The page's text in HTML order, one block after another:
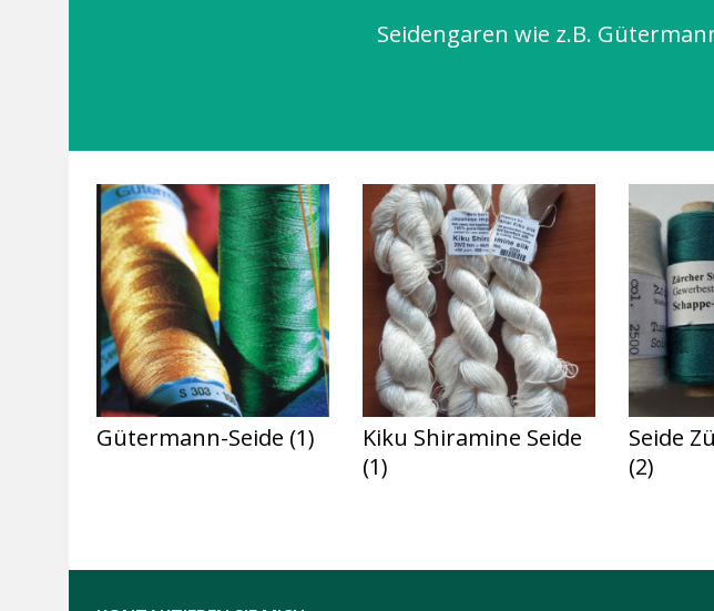
Seidengaren wie z.B.
Gütermann-Seide (1)
Kiku Shiramine Seide
(1)
Seide
(2)